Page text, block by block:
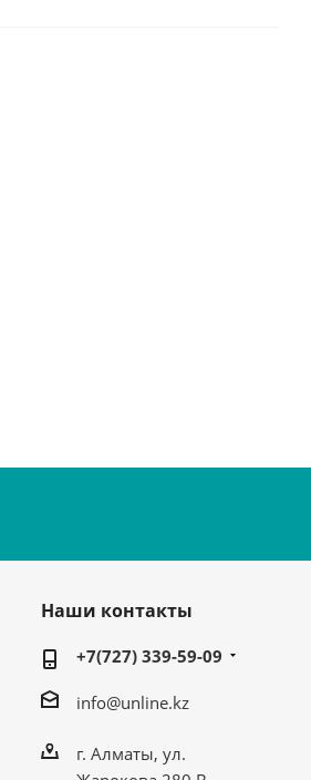
Наши контакты
+7(727) 339-59-09
info@unline.kz
г. Алматы, ул.